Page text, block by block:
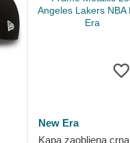
New Era
Kapa zaobljena crna